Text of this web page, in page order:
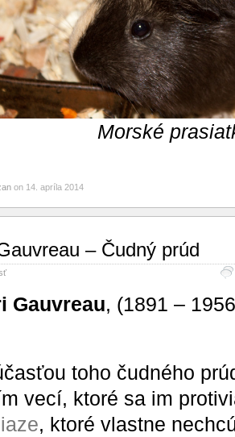
Morské
on 14. apríla 2014
– Čudný prúd
Gauvreau, (1891 –
toho čudného
vecí, ktoré sa im
, ktoré vlastne